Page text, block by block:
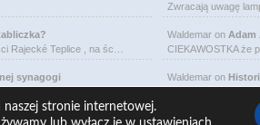
Rajecké Teplice , na śc…
synagogi
Zwracają uwagę
Waldemar on Adam
CIEKAWOSTKA że
Waldemar on
naszej stronie internetowej.